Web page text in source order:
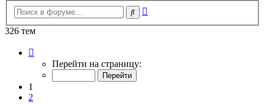
Поиск
326 тем
Перейти на страницу:
1
2